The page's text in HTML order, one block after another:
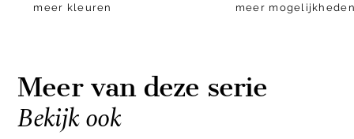
meer kleuren meer
Meer van deze serie
Bekijk ook